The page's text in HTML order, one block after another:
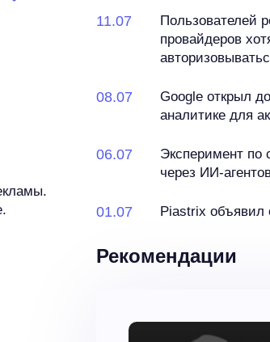
11.07
Пользователей
провайдеров
08.07
Google открыл
аналитике для
06.07
Эксперимент по
через ИИ-
01.07 Piastrix объявил
Рекомендации